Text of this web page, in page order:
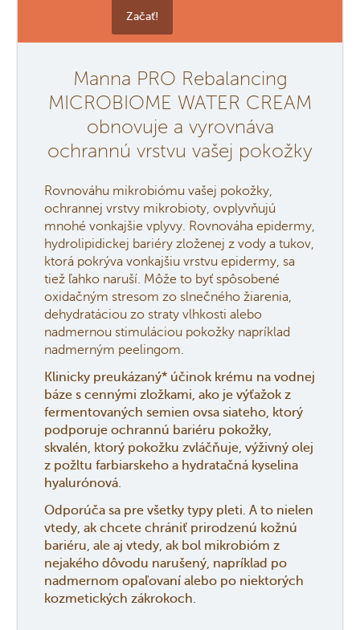
Začať!
Manna PRO Rebalancing
MICROBIOME WATER CREAM
obnovuje a vyrovnáva
ochrannú vrstvu vašej pokožky
Rovnováhu mikrobiómu vašej pokožky,
ochrannej vrstvy mikrobioty, ovplyvňujú
mnohé vonkajšie vplyvy. Rovnováha epidermy,
hydrolipidickej bariéry zloženej z vody a tukov,
ktorá pokrýva vonkajšiu vrstvu epidermy, sa
tiež ľahko naruší. Môže to byť spôsobené
oxidačným stresom zo slnečného žiarenia,
dehydratáciou zo straty vlhkosti alebo
nadmernou stimuláciou pokožky napríklad
nadmerným peelingom.
Klinicky preukázaný* účinok krému na vodnej
báze s cennými zložkami, ako je výťažok z
fermentovaných semien ovsa siateho, ktorý
podporuje ochrannú bariéru pokožky,
skvalén, ktorý pokožku zvláčňuje, výživný olej
z požltu farbiarskeho a hydratačná kyselina
hyalurónová.
Odporúča sa pre všetky typy pleti. A to nielen
vtedy, ak chcete chrániť prirodzenú kožnú
bariéru, ale aj vtedy, ak bol mikrobióm z
nejakého dôvodu narušený, napríklad po
nadmernom opaľovaní alebo po niektorých
kozmetických zákrokoch.